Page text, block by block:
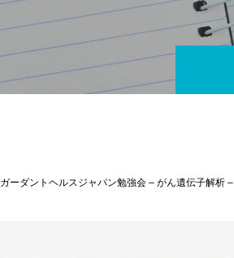
ガーダントヘルスジャパン勉強会 – がん遺伝子解析 –